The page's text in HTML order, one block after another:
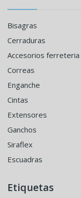
Bisagras
Cerraduras
Accesorios ferreteria
Correas
Enganche
Cintas
Extensores
Ganchos
Siraflex
Escuadras
Etiquetas